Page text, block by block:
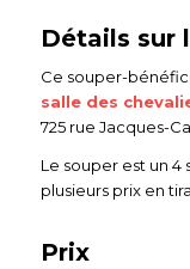
Détails sur
Ce souper-
salle des
725 rue Jacques-
Le souper est un 4
plusieurs prix en
Prix